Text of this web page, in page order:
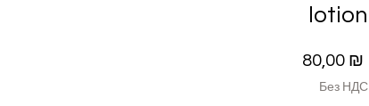
lotion
80,00 ₪
Без НДС